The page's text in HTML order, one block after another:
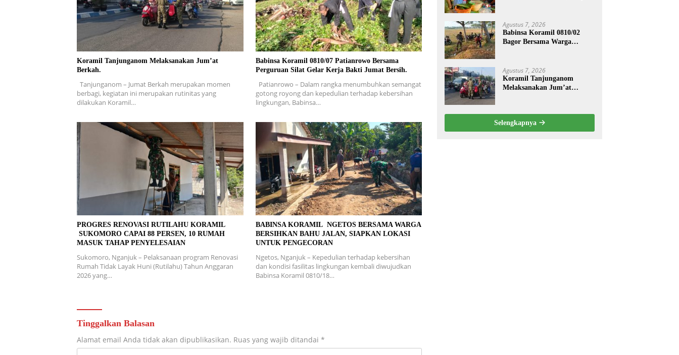
Koramil Tanjunganom Melaksanakan Jum’at
Berkah.
Tanjunganom – Jumat Berkah merupakan momen
berbagi, kegiatan ini merupakan rutinitas yang
dilakukan Koramil…
Babinsa Koramil 0810/07 Patianrowo Bersama
Perguruan Silat Gelar Kerja Bakti Jumat Bersih.
Patianrowo – Dalam rangka menumbuhkan semangat
gotong royong dan kepedulian terhadap kebersihan
lingkungan, Babinsa…
PROGRES RENOVASI RUTILAHU KORAMIL
SUKOMORO CAPAI 88 PERSEN, 10 RUMAH
MASUK TAHAP PENYELESAIAN
Sukomoro, Nganjuk – Pelaksanaan program Renovasi
Rumah Tidak Layak Huni (Rutilahu) Tahun Anggaran
2026 yang…
BABINSA KORAMIL NGETOS BERSAMA WARGA
BERSIHKAN BAHU JALAN, SIAPKAN LOKASI
UNTUK PENGECORAN
Ngetos, Nganjuk – Kepedulian terhadap kebersihan
dan kondisi fasilitas lingkungan kembali diwujudkan
Babinsa Koramil 0810/18…
Tinggalkan Balasan
Alamat email Anda tidak akan dipublikasikan. Ruas yang wajib ditandai *
Agustus 7, 2026
Babinsa Koramil 0810/02
Bagor Bersama Warga
Agustus 7, 2026
Koramil Tanjunganom
Melaksanakan Jum’at
Selengkapnya